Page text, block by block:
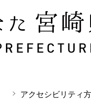
PREFECTURE
アクセシビリティ